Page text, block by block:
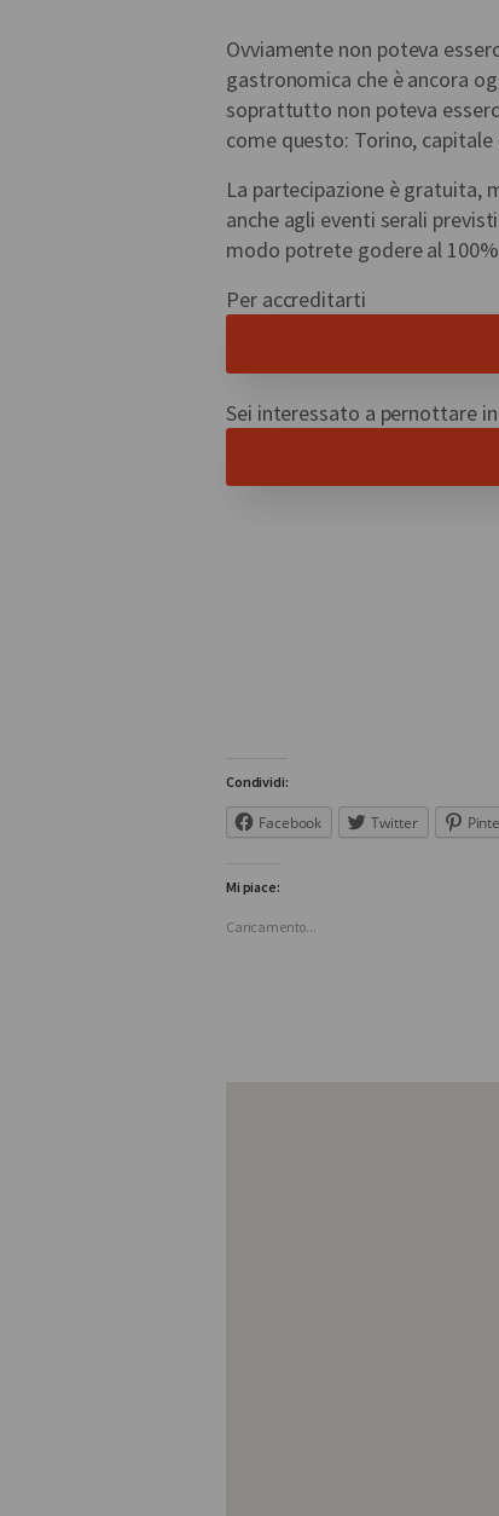
Ovviamente non poteva
gastronomica che è ancora
soprattutto non poteva
come questo: Torino,
La partecipazione è gratuita,
anche agli eventi serali
modo potrete godere al
Per accreditarti
Sei interessato a pernottare
Condividi:
Facebook Twitter
Mi piace:
Caricamento...